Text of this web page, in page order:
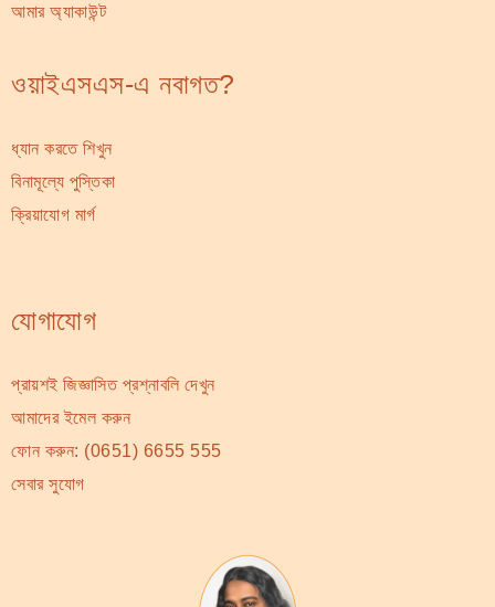
আমার অ্যাকাউন্ট
ওয়াইএসএস-এ নবাগত?
ধ্যান করতে শিখুন
বিনামূল্যে পুস্তিকা
ক্রিয়াযোগ মার্গ
যোগাযোগ
প্রায়শই জিজ্ঞাসিত প্রশ্নাবলি দেখুন
আমাদের ইমেল করুন
ফোন করুন: (0651) 6655 555
সেবার সুযোগ